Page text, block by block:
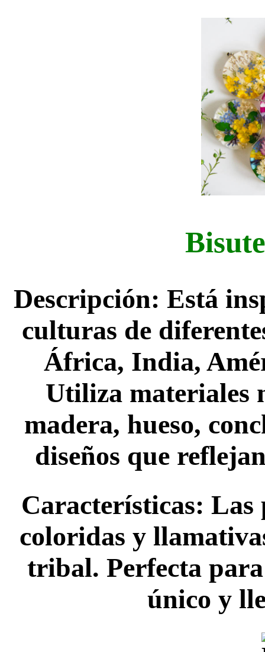
Descripción: Está
culturas de
África, India,
Utiliza materiales
madera, hueso,
diseños que
Características: Las
coloridas y
tribal. Perfecta
único y